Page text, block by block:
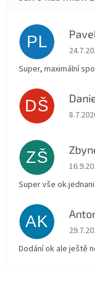
PL
Super, maximální
DŠ
ZŠ
Super vše
AK
Dodání ok ale ještě